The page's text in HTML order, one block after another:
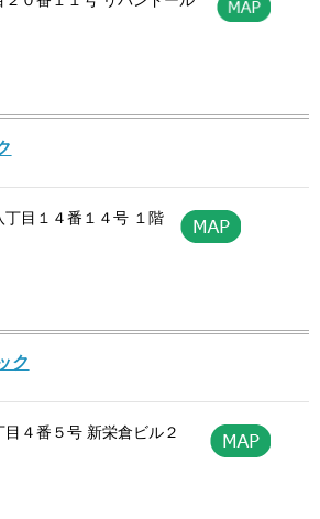
丁目１４番１４号 １階
ク
４番５号 新栄倉ビル２